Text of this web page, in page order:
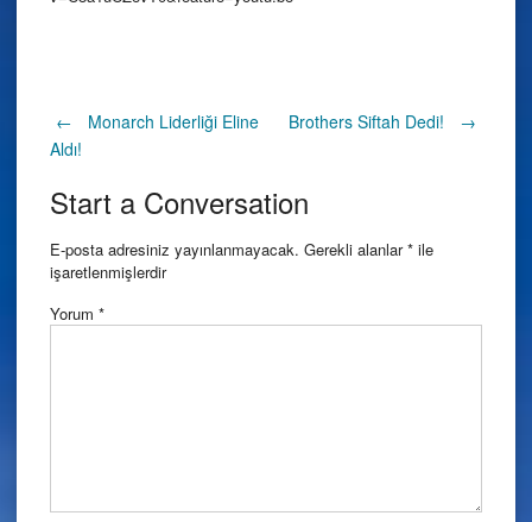
Post
navigation
←
Monarch Liderliği Eline
Aldı!
Brothers Siftah Dedi! →
Start a Conversation
E-posta adresiniz yayınlanmayacak. Gerekli alanlar* ile
işaretlenmişlerdir
Yorum *